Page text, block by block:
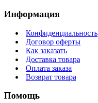
Информация
Конфиденциальность
Договор оферты
Как заказать
Доставка товара
Оплата заказа
Возврат товара
Помощь